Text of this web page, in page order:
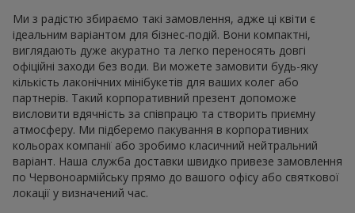
Ми з радістю збираємо такі замовлення, адже ці квіти є
ідеальним варіантом для бізнес-подій. Вони компактні,
виглядають дуже акуратно та легко переносять довгі
офіційні заходи без води. Ви можете замовити будь-яку
кількість лаконічних мінібукетів для ваших колег або
партнерів. Такий корпоративний презент допоможе
висловити вдячність за співпрацю та створить приємну
атмосферу. Ми підберемо пакування в корпоративних
кольорах компанії або зробимо класичний нейтральний
варіант. Наша служба доставки швидко привезе замовлення
по Червоноармійську прямо до вашого офісу або святкової
локації у визначений час.